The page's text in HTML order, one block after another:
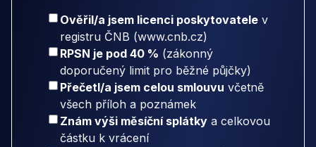
Ověřil/a jsem licenci poskytovatele v
registru ČNB (www.cnb.cz)
RPSN je pod 40 % (zákonný
doporučený limit pro běžné půjčky)
Přečetl/a jsem celou smlouvu včetně
všech příloh a poznámek
Znám výši měsíční splátky a celkovou
částku k vrácení